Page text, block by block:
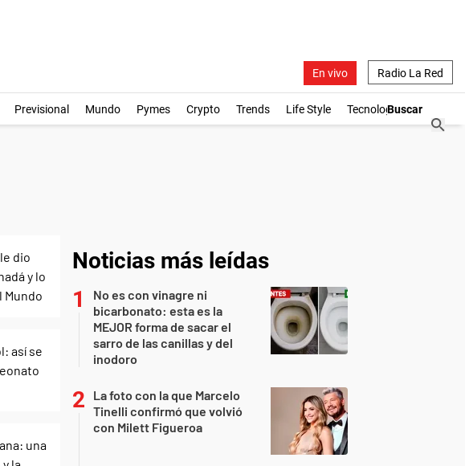
En vivo Radio La Red
Previsional Mundo Pymes Crypto Trends Life Style Tecnología
Noticias más leídas
No es con vinagre ni
bicarbonato: esta es la
MEJOR forma de sacar el
sarro de las canillas y del
inodoro
La foto con la que Marcelo
Tinelli confirmó que volvió
con Milett Figueroa